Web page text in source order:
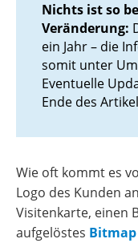
Nichts ist so
Veränderung:
ein Jahr – die
somit unter
Eventuelle
Ende des
Wie oft kommt es
Logo des Kunden
Visitenkarte, einen
aufgelöstes Bitmap